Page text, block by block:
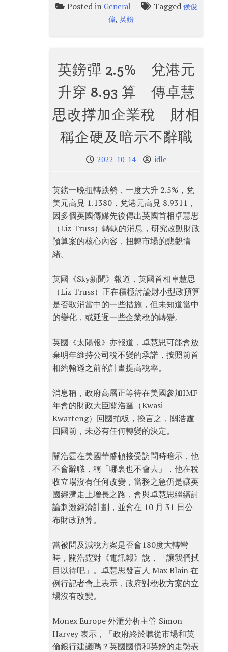
Posted in General Tagged 侯俊
偉,英鎊
英鎊彈 2.5% 兌港元
升穿 8.93 算 傳卓慧
思改撑加企業稅 財相
稱企硬及暗示不辭職
2022-10-14 idle
英鎊一晚扭轉跌勢，一度大升 2.5%，兌
美元高見 1.1380，兌港元高見 8.9311，
因多個英國傳媒先後傳出英國首相卓慧思
（Liz Truss）轉軚的消息，研究改動財政
預算案的核心內容，扭轉市場的悲觀情
緒。
英國《Sky新聞》報道，英國首相卓慧思
（Liz Truss）正在積極討論財小型政預算
是否取消當中的一些措施，但未知道當中
的變化，或延遲一些企業稅的轉變。
英國《太陽報》亦報道，卓慧思可能會放
棄明年維持公司稅不變的承諾，按照前首
相約翰遜之前的計畫提高稅率。
消息稱，政府高層正等待在美國參加IMF
年會的財政大臣關浩霆（Kwasi
Kwarteng）回國拍板，換言之，關浩霆
回國前，未必有任何轉變的決定。
關浩霆在美國華盛頓接受訪問時暗示，他
不會辭職，稱「哪裏也不會去」，他在稅
收立場沒有任何改變，當務之急仍是讓英
國經濟走上增長之路，會與卓慧思繼續討
論刺激經濟計劃，並會在 10 月 31 日公
布財政預算。
當被問及減稅方案是否會180度大轉彎
時，關浩霆對《電訊報》說，「讓我們拭
目以待吧」。卓慧思發言人 Max Blain 在
例行記者會上表示，政府對稅收方案的立
場沒有改變。
Monex Europe 外滙分析主管 Simon
Harvey 表示，「政府終於聽從市場和英
倫銀行建議嗎？英國國債和英鎊的走勢表